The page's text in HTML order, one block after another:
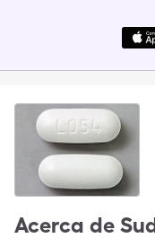
Acerca de